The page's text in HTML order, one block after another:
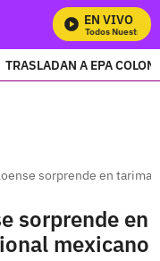
EN VIVO
Mira Todos Nuestros
TRASLADAN A EPA
sorprende en
sorprende en
mexicano